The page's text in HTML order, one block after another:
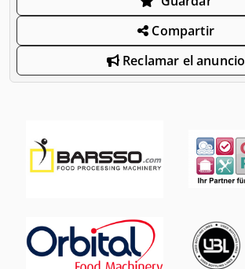
Compartir
Reclamar el anuncio